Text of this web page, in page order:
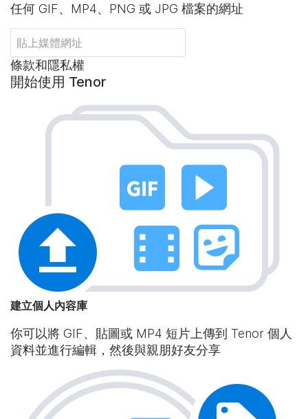
任何 GIF、MP4、PNG 或 JPG 檔案的網址
條款和隱私權
開始使用 Tenor
建立個人內容庫
你可以將 GIF、貼圖或 MP4 短片上傳到 Tenor 個人
資料並進行編輯，然後與親朋好友分享